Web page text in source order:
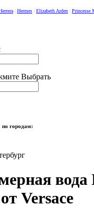
Hermes Elizabeth Arden Princesse
Выбрать
по городам:
вода
Versace